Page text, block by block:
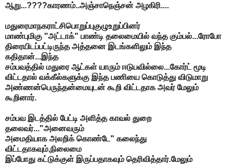
ஆறு...????காரணம்..அஞ்சாநெஞ்சன் அழகிரி....
மதுரைமாநகராட்சிபொறுப்புகுழுஉறுப்பினர்
மாண்புமிகு "அட்டாக்" பாண்டி தலைமையில் வந்த கும்பல்...ரோபோ
திரையிடப்பட்டிருந்த அத்தனை இடங்களிலும் இந்த
கதிதான்...இந்த
சம்பவத்தில் மதுரை ஆட்கள் யாரும் ஈடுபவில்லை...கோர்ட் மூடி
விட்டதால் வக்கீல்களுக்கு இந்த பணியை கொடுத்து விடுமாறு
அண்ணன்பெருந்தன்மையுடன் கூறி விட்டதாக அவர் மேலும்
கூறினார்.
சம்பவ இடத்தில் பேட்டி அளித்த காவல் துறை
தலைவர்..."அனைவரும்
அமைதியாக அலறிக் கொண்டே" கலைந்து
விட்டதாகவும்,நிலைமை
இப்போது கட்டுக்குள் இருப்பதாகவும் தெரிவித்தார்.மேலும்